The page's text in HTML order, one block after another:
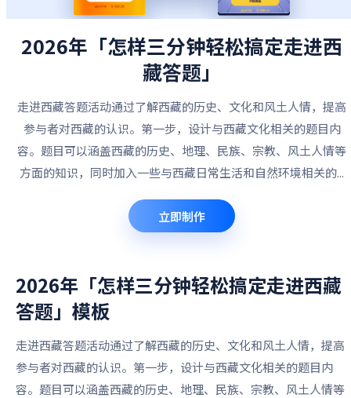
2026年「怎样三分钟轻松搞定走进西
藏答题」
走进西藏答题活动通过了解西藏的历史、文化和风土人情，提高
参与者对西藏的认识。第一步，设计与西藏文化相关的题目内
容。题目可以涵盖西藏的历史、地理、民族、宗教、风土人情等
方面的知识，同时加入一些与西藏日常生活和自然环境相关的...
立即制作
2026年「怎样三分钟轻松搞定走进西藏
答题」 模板
走进西藏答题活动通过了解西藏的历史、文化和风土人情，提高
参与者对西藏的认识。第一步，设计与西藏文化相关的题目内
容。题目可以涵盖西藏的历史、地理、民族、宗教、风土人情等